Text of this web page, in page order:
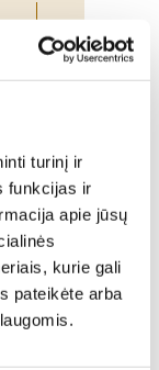
turinį ir
funkcijas ir
apie jūsų
kurie gali
pateikėte arba